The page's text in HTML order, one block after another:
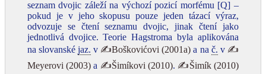
seznam dvojic záleží na výchozí pozicí morfému [Q] –
pokud je v jeho skopusu pouze jeden tázací výraz,
odvozuje se čtení seznamu dvojic, jinak čtení jako
jednotlivá dvojice. Teorie Hagstroma byla aplikována
na slovanskéjaz. v ✍Boškovićovi (2001a) a na č. v ✍
Meyerovi (2003) a ✍Šimíkovi (2010). ✍Šimík (2010)